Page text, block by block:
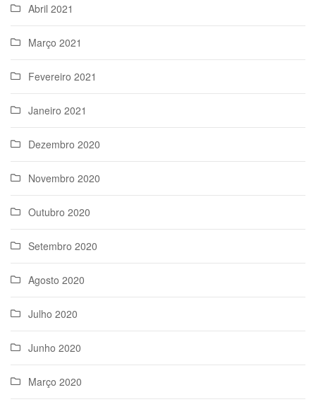
Abril 2021
Março 2021
Fevereiro 2021
Janeiro 2021
Dezembro 2020
Novembro 2020
Outubro 2020
Setembro 2020
Agosto 2020
Julho 2020
Junho 2020
Março 2020